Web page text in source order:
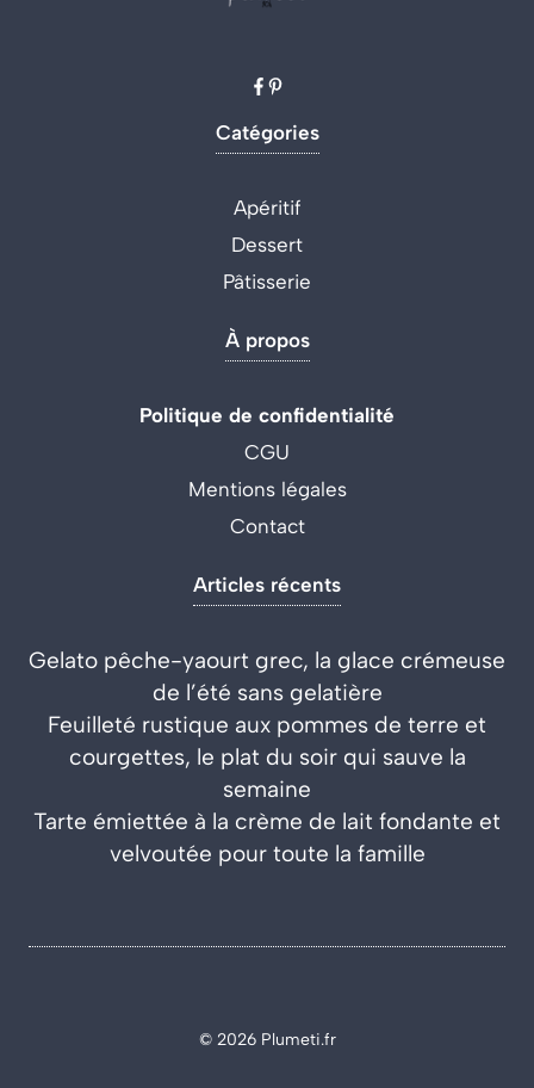
Catégories
Apéritif
Dessert
Pâtisserie
À propos
Politique de confidentialité
CGU
Mentions légales
Contact
Articles récents
Gelato pêche-yaourt grec, la glace crémeuse
de l’été sans gelatière
Feuilleté rustique aux pommes de terre et
courgettes, le plat du soir qui sauve la
semaine
Tarte émiettée à la crème de lait fondante et
velvoutée pour toute la famille
© 2026 Plumeti.fr